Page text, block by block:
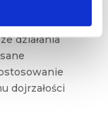
z innymi,
działania
dojrzałości